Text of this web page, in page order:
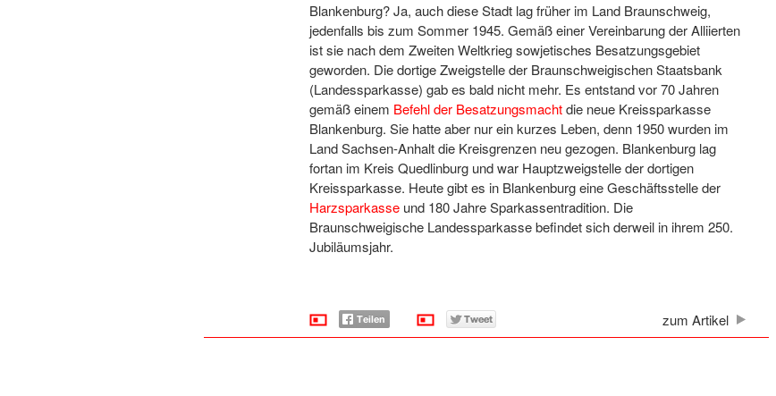
Blankenburg? Ja, auch diese Stadt lag früher im Land Braunschweig,
jedenfalls bis zum Sommer 1945. Gemäß einer Vereinbarung der Alliierten
ist sie nach dem Zweiten Weltkrieg sowjetisches Besatzungsgebiet
geworden. Die dortige Zweigstelle der Braunschweigischen Staatsbank
(Landessparkasse) gab es bald nicht mehr. Es entstand vor 70 Jahren
gemäß einem Befehl der Besatzungsmachtdie neue Kreissparkasse
Blankenburg. Sie hatte aber nur ein kurzes Leben, denn 1950 wurden im
Land Sachsen-Anhalt die Kreisgrenzen neu gezogen. Blankenburg lag
fortan im Kreis Quedlinburg und war Hauptzweigstelle der dortigen
Kreissparkasse. Heute gibt es in Blankenburg eine Geschäftsstelle der
Harzsparkasse und 180 Jahre Sparkassentradition. Die
Braunschweigische Landessparkasse befindet sich derweil in ihrem 250.
Jubiläumsjahr.
zum Artikel